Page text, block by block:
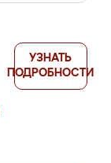
УЗНАТЬ
ПОДРОБНОСТИ